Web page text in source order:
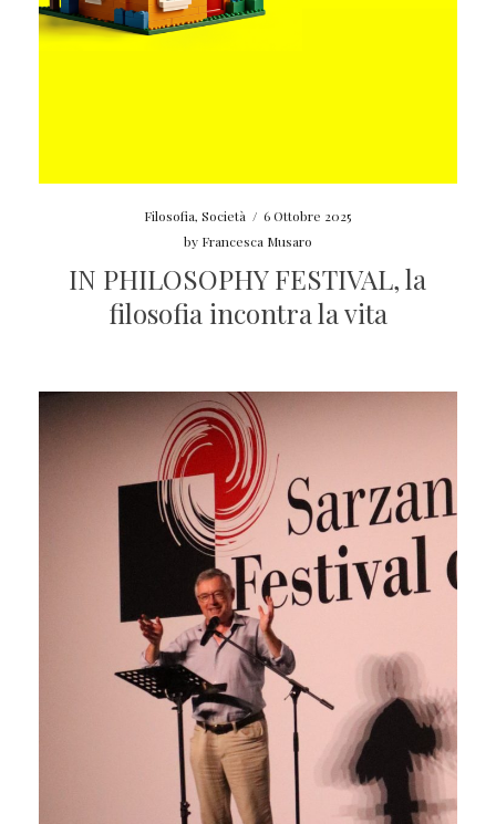
Filosofia,Società / 6 Ottobre 2025
by Francesca Musaro
IN PHILOSOPHY FESTIVAL, la
filosofia incontra la vita